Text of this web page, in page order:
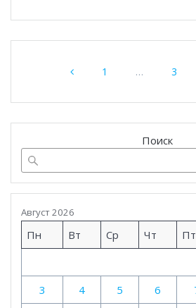
записям
Страница
1 … 3
Поиск
Август 2026
Пн Вт Ср Чт Пт
3
4 5 6